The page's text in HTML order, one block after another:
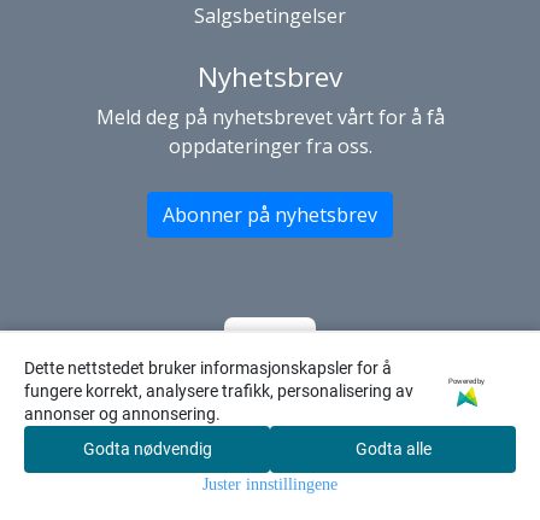
Søk
Salgsbetingelser
Nyhetsbrev
Meld deg på nyhetsbrevet vårt for å få
oppdateringer fra oss.
Abonner på nyhetsbrev
Dette nettstedet bruker informasjonskapsler for å
fungere korrekt, analysere trafikk, personalisering av
annonser og annonsering.
Powered by
Godta nødvendig Godta alle
Juster innstillingene